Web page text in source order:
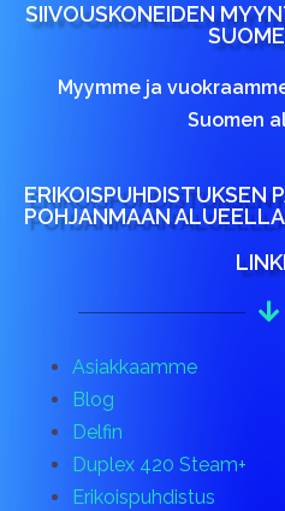
SIIVOUSKONEIDEN
Myymme ja
Suomen
ERIKOISPUHDISTUKSEN
POHJANMAAN
Asiakkaamme
Blog
Delfin
Duplex 420 Steam+
Erikoispuhdistus